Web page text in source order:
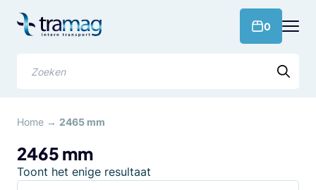
naar
0
Home → 2465 mm
2465 mm
Toont het enige resultaat